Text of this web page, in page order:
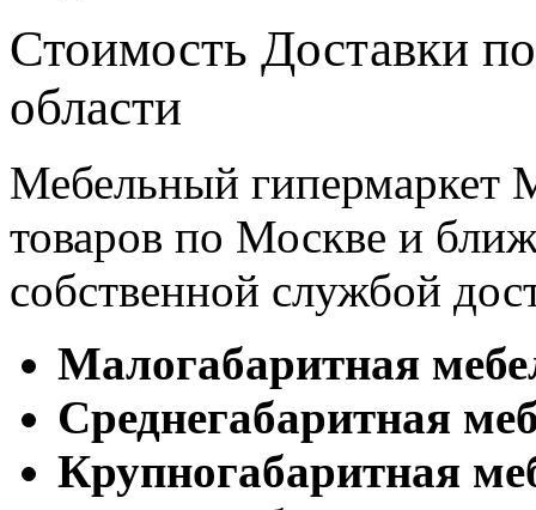
Стоимость Доставки
области
Мебельный гипермаркет
товаров по Москве и
собственной службой
Малогабаритная
Cреднегабаритная
Крупногабаритная